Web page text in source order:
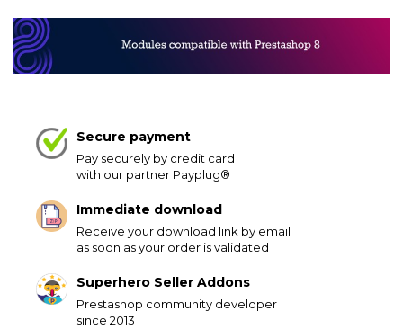
Secure payment
Pay securely by credit card
with our partner Payplug®
Immediate download
Receive your download link by email
as soon as your order is validated
Superhero Seller Addons
Prestashop community developer
since 2013